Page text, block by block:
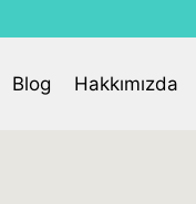
Blog Hakkımızda